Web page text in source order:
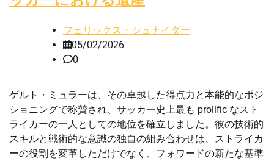
フェリックス・シュナイダー
05/02/2026
0
ゲルト・ミュラーは、その卓越した得点力と本能的なポジ
ショニングで称賛され、サッカー史上最も prolific なスト
ライカーの一人としての地位を確立しました。彼の技術的
スキルと戦術的な意識の独自の組み合わせは、ストライカ
ーの役割を変革しただけでなく、フォワードの新たな基準